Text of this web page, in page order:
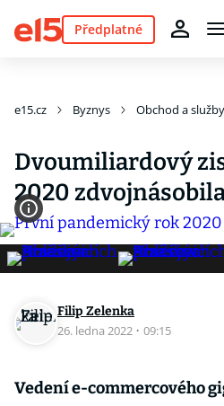
Předplatné
e15.cz Byznys Obchod a služby
Dvoumiliardový
2020
Filip Zelenka
26. ledna 2022 · 09:15
Vedení e-commercového